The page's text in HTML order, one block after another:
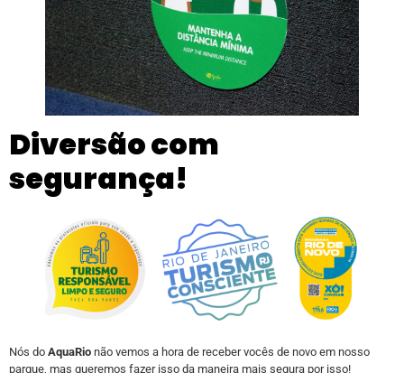
Diversão com
segurança!
Nós do AquaRio não vemos a hora de receber vocês de novo em nosso
parque, mas queremos fazer isso da maneira mais segura por isso!